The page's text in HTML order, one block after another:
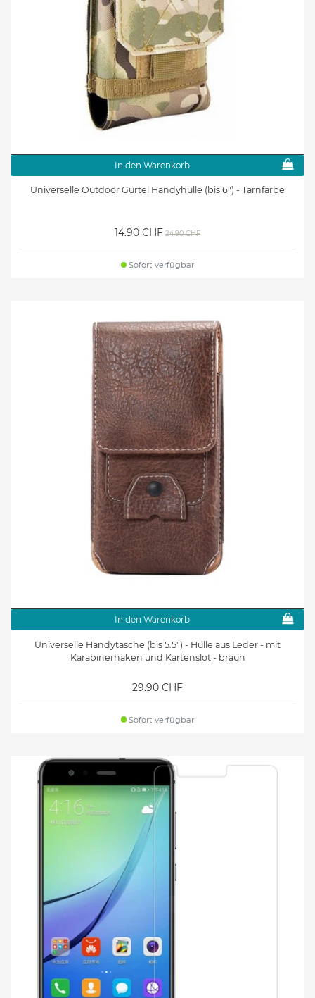
In den Warenkorb
Universelle Outdoor Gürtel Handyhülle (bis 6") - Tarnfarbe
14.90 CHF 24.90 CHF
Sofort verfügbar
In den Warenkorb
Universelle Handytasche (bis 5.5") - Hülle aus Leder - mit
Karabinerhaken und Kartenslot - braun
29.90 CHF
Sofort verfügbar